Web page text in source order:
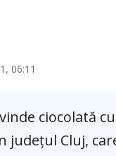
06:11
ciocolată
Cluj,